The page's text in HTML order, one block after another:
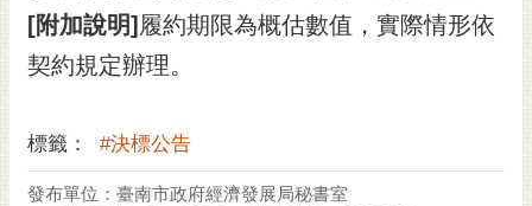
[附加說明] 履約期限為概估數值，實際情形依
契約規定辦理。
標籤： #決標公告
發布單位：臺南市政府經濟發展局秘書室